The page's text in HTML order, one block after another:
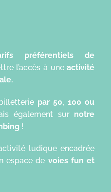
préférentiels de
l’accès à uneactivité
par 50, 100 ou
également sur notre
!
ludique encadrée
espace de voies fun et